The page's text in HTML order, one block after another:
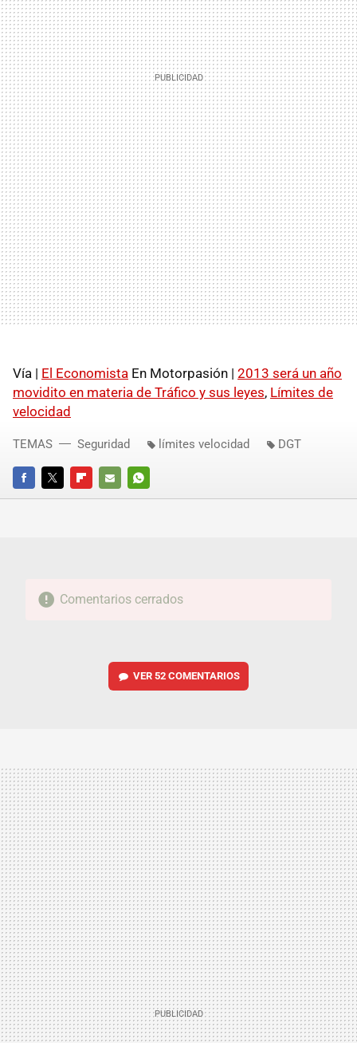
Vía | El Economista En Motorpasión | 2013 será un año
movidito en materia de Tráfico y sus leyes, Límites de
velocidad
FACEBOOKTWITTERFLIPBOARD
E-
WHATSAPP
TEMAS Seguridad límites velocidad DGT
Comentarios cerrados
VER 52 COMENTARIOS